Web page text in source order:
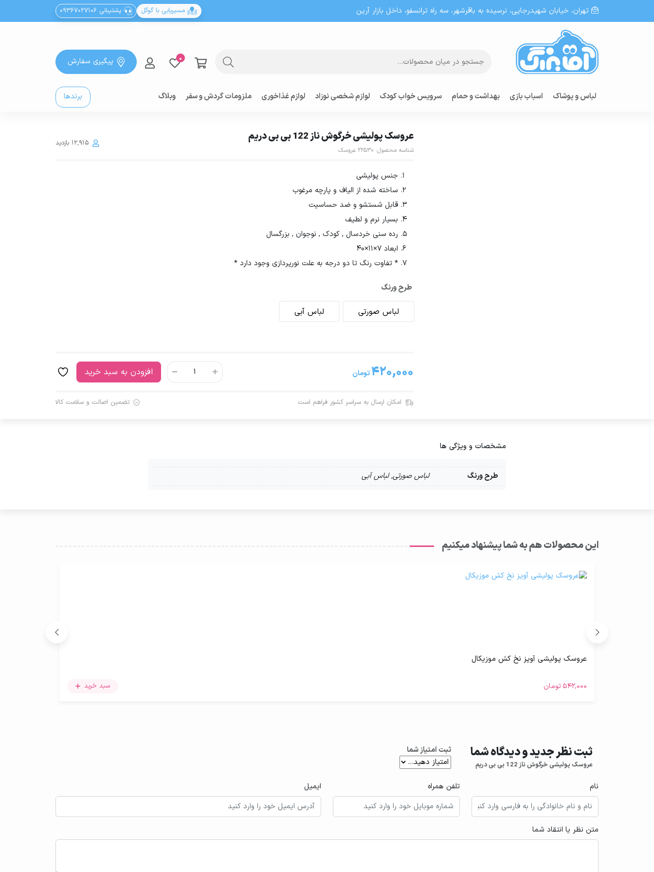
تهران، خيابان شهيدرجايى، نرسیده به باقرشهر، سه راه ترانسفو، داخل بازار آرین مسیریابی با گوگل پشتیبانی 09367027106
0 پیگیری سفارش
لباس و پوشاک اسباب بازی بهداشت و حمام سرویس خواب کودک لوازم شخصی نوزاد لوازم غذاخوری ملزومات گردش و سفر وبلاگ برندها
عروسک پولیشی خرگوش ناز 122 بی بی دریم
شناسه محصول: 22530 عروسک
12,915 بازدید
جنس پولیشی
ساخته شده از الیاف و پارچه مرغوب
قابل شستشو و ضد حساسیت
بسیار نرم و لطیف
رده سنی خردسال , کودک , نوجوان , بزرگسال
ابعاد 7×11×40
* تفاوت رنگ تا دو درجه به علت نورپردازی وجود دارد *
طرح ورنگ
لباس صورتی لباس آبی
۴۲۰,۰۰۰تومان افزودن به سبد خرید
امکان ارسال به سراسر کشور فراهم است تضمین اصالت و سلامت کالا
مشخصات و ویژگی ها
طرح ورنگ لباس صورتی, لباس آبی
این محصولات هم به شما پیشنهاد میکنیم
عروسک پولیشی آویز نخ کش موزیکال
۵۴۲,۰۰۰تومان سبد خرید
ثبت نظر جدید و دیدگاه شما
عروسک پولیشی خرگوش ناز 122 بی بی دریم
ثبت امتیاز شما
متن نظر یا انتقاد شما
نام تلفن همراه ایمیل